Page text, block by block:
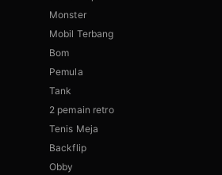
Monster
Mobil Terbang
Bom
Pemula
Tank
2 pemain retro
Tenis Meja
Backflip
Obby